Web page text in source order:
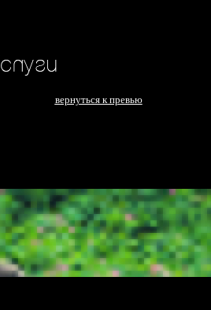
вернуться к превью